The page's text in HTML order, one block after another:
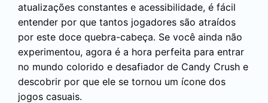
atualizações constantes e acessibilidade, é fácil
entender por que tantos jogadores são atraídos
por este doce quebra-cabeça. Se você ainda não
experimentou, agora é a hora perfeita para entrar
no mundo colorido e desafiador de Candy Crush e
descobrir por que ele se tornou um ícone dos
jogos casuais.